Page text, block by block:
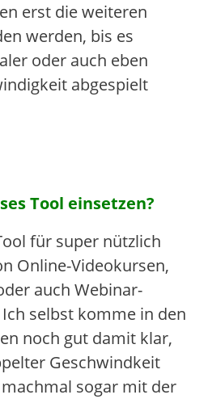
erst die weiteren
werden, bis es
oder auch eben
abgespielt
Tool einsetzen?
für super nützlich
Online-Videokursen,
auch Webinar-
selbst komme in den
noch gut damit klar,
Geschwindkeit
sogar mit der